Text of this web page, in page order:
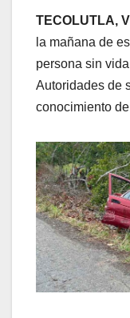
TECOLUTLA,
la mañana de
persona sin
Autoridades de
conocimiento